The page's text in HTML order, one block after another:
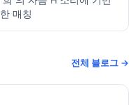
한 매칭
전체 블로그 →